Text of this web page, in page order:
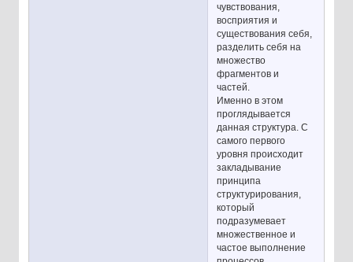
чувствования,
восприятия и
существования себя,
разделить себя на
множество
фрагментов и
частей.
Именно в этом
проглядывается
данная структура. С
самого первого
уровня происходит
закладывание
принципа
структурирования,
который
подразумевает
множественное и
частое выполнение